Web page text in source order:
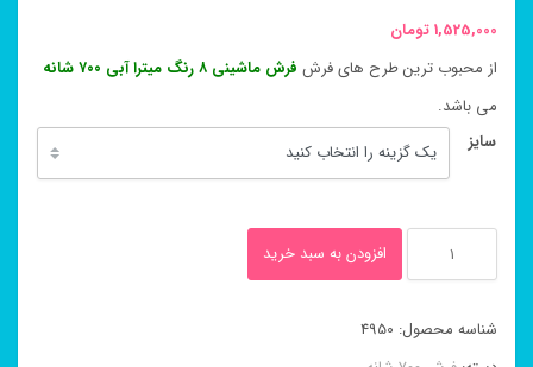
1,525,000تومان
از محبوب ترین طرح های فرش فرش ماشینی ۸ رنگ میترا آبی ۷۰۰ شانه
می باشد.
سایز
ماشینی
۸
رنگ
افزودن به سبد خرید
شناسه محصول: 4950